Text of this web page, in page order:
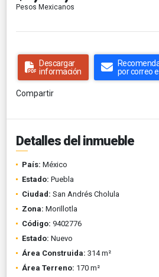
Pesos Mexicanos
Descargar
información
por correo
Compartir
Detalles del inmueble
País: México
Estado: Puebla
Ciudad: San Andrés Cholula
Zona: Morillotla
Código: 9402776
Estado: Nuevo
Área Construida: 314 m²
Área Terreno: 170 m²